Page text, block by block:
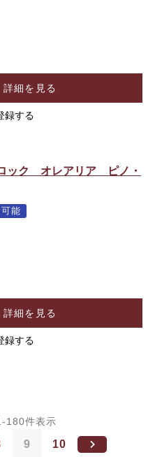
詳細を見る
録する
ック オレアリア ピノ・
能
詳細を見る
録する
-180件表示
9 10